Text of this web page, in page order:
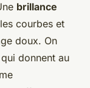
brillance
courbes et
doux. On
donnent au